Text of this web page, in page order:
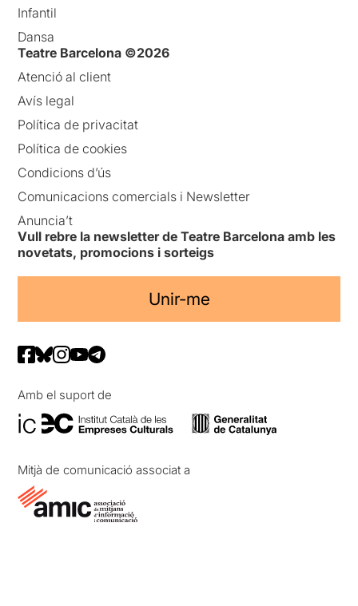
Infantil
Dansa
Teatre Barcelona ©2026
Atenció al client
Avís legal
Política de privacitat
Política de cookies
Condicions d’ús
Comunicacions comercials i Newsletter
Anuncia’t
Vull rebre la newsletter de Teatre Barcelona amb les
novetats, promocions i sorteigs
Unir-me
Amb el suport de
Mitjà de comunicació associat a